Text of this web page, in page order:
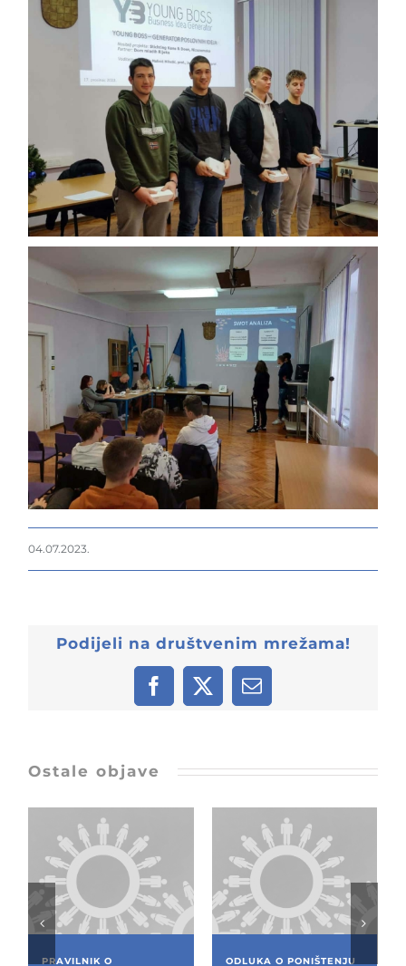
04.07.2023.
Podijeli na društvenim mrežama!
Facebook
X Email:
Ostale objave
PRAVILNIK O ODLUKA O PONIŠTENJU